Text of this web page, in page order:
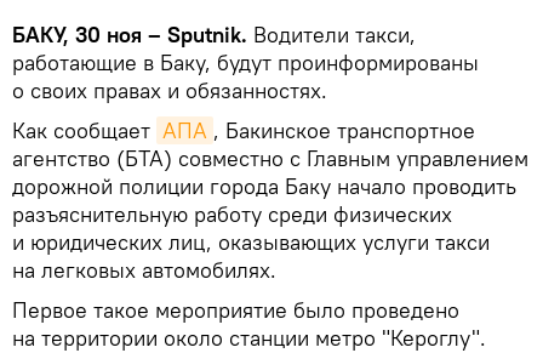
БАКУ, 30 ноя – Sputnik. Водители такси,
работающие в Баку, будут проинформированы
о своих правах и обязанностях.
Как сообщает АПА , Бакинское транспортное
агентство (БТА) совместно с Главным управлением
дорожной полиции города Баку начало проводить
разъяснительную работу среди физических
и юридических лиц, оказывающих услуги такси
на легковых автомобилях.
Первое такое мероприятие было проведено
на территории около станции метро "Кероглу".